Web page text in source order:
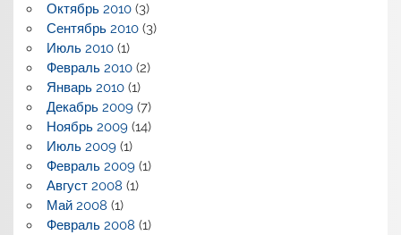
Октябрь 2010(3)
Сентябрь 2010(3)
Июль 2010(1)
Февраль 2010(2)
Январь 2010(1)
Декабрь 2009(7)
Ноябрь 2009(14)
Июль 2009(1)
Февраль 2009(1)
Август 2008 (1)
Май 2008 (1)
Февраль 2008 (1)